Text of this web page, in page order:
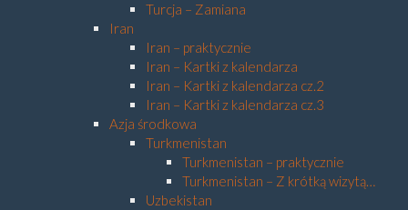
Turcja – Zamiana
Iran
Iran – praktycznie
Iran – Kartki z kalendarza
Iran – Kartki z kalendarza cz.2
Iran – Kartki z kalendarza cz.3
Azja środkowa
Turkmenistan
Turkmenistan – praktycznie
Turkmenistan – Z krótką wizytą…
Uzbekistan